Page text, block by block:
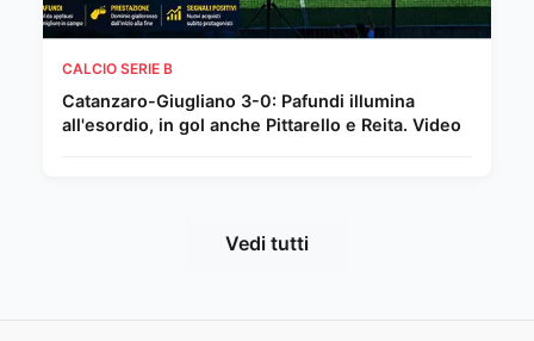
CALCIO SERIE B
Catanzaro-Giugliano 3-0: Pafundi illumina
all'esordio, in gol anche Pittarello e Reita. Video
Vedi tutti